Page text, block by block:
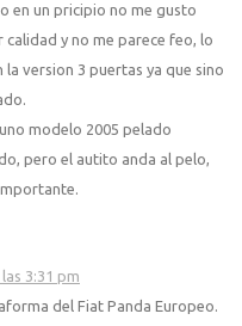
en un pricipio no me gusto
y no me parece feo, lo
version 3 puertas ya que sino
modelo 2005 pelado
pero el autito anda al pelo,
3:31 pm
del Fiat Panda Europeo.